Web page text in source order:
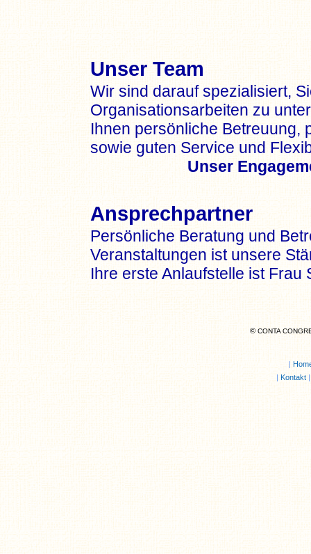
Unser Team
Wir sind darauf spezialisiert,
Organisationsarbeiten zu
Ihnen persönliche Betreuung,
sowie guten Service und
Unser
Ansprechpartner
Persönliche Beratung und
Veranstaltungen ist unsere
Ihre erste Anlaufstelle ist Frau
© CONTA
|
| Kontakt